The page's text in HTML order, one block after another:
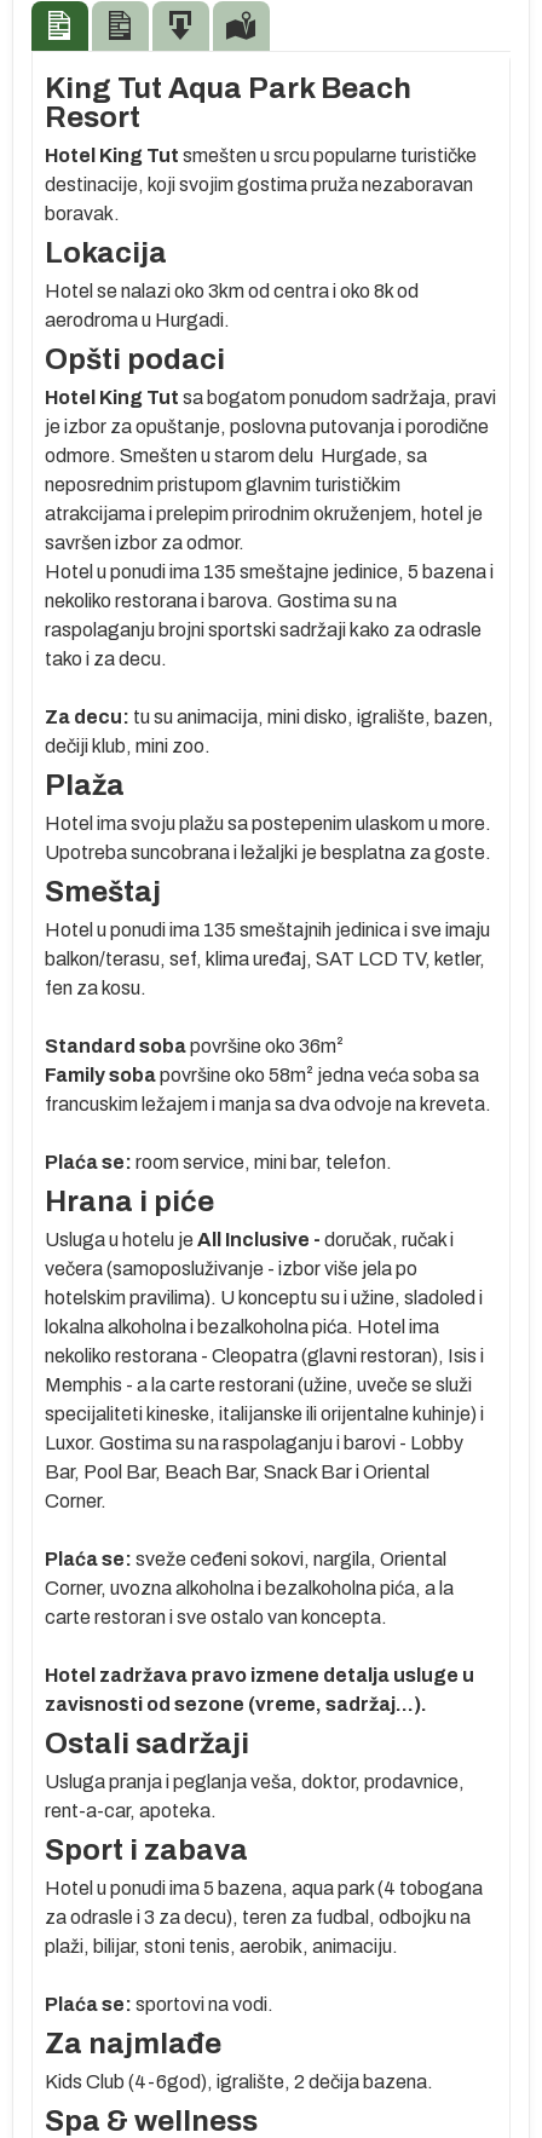
King Tut Aqua Park Beach
Resort
Hotel King Tut smešten u srcu popularne turističke
destinacije, koji svojim gostima pruža nezaboravan
boravak.
Lokacija
Hotel se nalazi oko 3km od centra i oko 8k od
aerodroma u Hurgadi.
Opšti podaci
Hotel King Tut sa bogatom ponudom sadržaja, pravi
je izbor za opuštanje, poslovna putovanja i porodične
odmore. Smešten u starom delu Hurgade, sa
neposrednim pristupom glavnim turističkim
atrakcijama i prelepim prirodnim okruženjem, hotel je
savršen izbor za odmor.
Hotel u ponudi ima 135 smeštajne jedinice, 5 bazena i
nekoliko restorana i barova. Gostima su na
raspolaganju brojni sportski sadržaji kako za odrasle
tako i za decu.
Za decu: tu su animacija, mini disko, igralište, bazen,
dečiji klub, mini zoo.
Plaža
Hotel ima svoju plažu sa postepenim ulaskom u more.
Upotreba suncobrana i ležaljki je besplatna za goste.
Smeštaj
Hotel u ponudi ima 135 smeštajnih jedinica i sve imaju
balkon/terasu, sef, klima uređaj, SAT LCD TV, ketler,
fen za kosu.
Standard sobapovršine oko 36m²
Family sobapovršine oko 58m² jedna veća soba sa
francuskim ležajem i manja sa dva odvoje na kreveta.
Plaća se: room service, mini bar, telefon.
Hrana i piće
Usluga u hotelu jeAll Inclusive - doručak, ručak i
večera (samoposluživanje - izbor više jela po
hotelskim pravilima). U konceptu su i užine, sladoled i
lokalna alkoholna i bezalkoholna pića. Hotel ima
nekoliko restorana - Cleopatra (glavni restoran), Isis i
Memphis - a la carte restorani (užine, uveče se služi
specijaliteti kineske, italijanske ili orijentalne kuhinje) i
Luxor. Gostima su na raspolaganju i barovi - Lobby
Bar, Pool Bar, Beach Bar, Snack Bar i Oriental
Corner.
Plaća se: sveže ceđeni sokovi, nargila, Oriental
Corner, uvozna alkoholna i bezalkoholna pića, a la
carte restoran i sve ostalo van koncepta.
Hotel zadržava pravo izmene detalja usluge u
zavisnosti od sezone (vreme, sadržaj...).
Ostali sadržaji
Usluga pranja i peglanja veša, doktor, prodavnice,
rent-a-car, apoteka.
Sport i zabava
Hotel u ponudi ima 5 bazena, aqua park (4 tobogana
za odrasle i 3 za decu), teren za fudbal, odbojku na
plaži, bilijar, stoni tenis, aerobik, animaciju.
Plaća se: sportovi na vodi.
Za najmlađe
Kids Club (4-6god), igralište, 2 dečija bazena.
Spa & wellness